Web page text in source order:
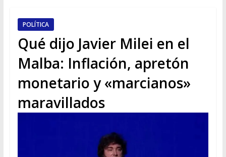
POLÍTICA
Qué dijo Javier Milei en el
Malba: Inflación, apretón
monetario y «marcianos»
maravillados